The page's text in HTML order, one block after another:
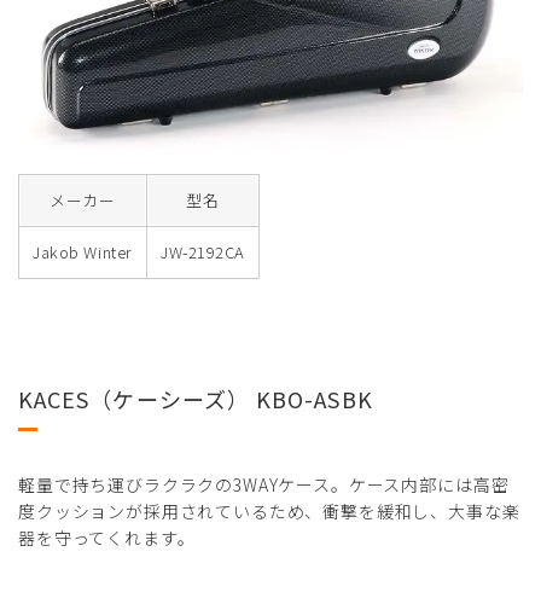
メーカー 型名
Jakob Winter JW-2192CA
KACES（ケーシーズ） KBO-ASBK
軽量で持ち運びラクラクの3WAYケース。ケース内部には高密
度クッションが採用されているため、衝撃を緩和し、大事な楽
器を守ってくれます。